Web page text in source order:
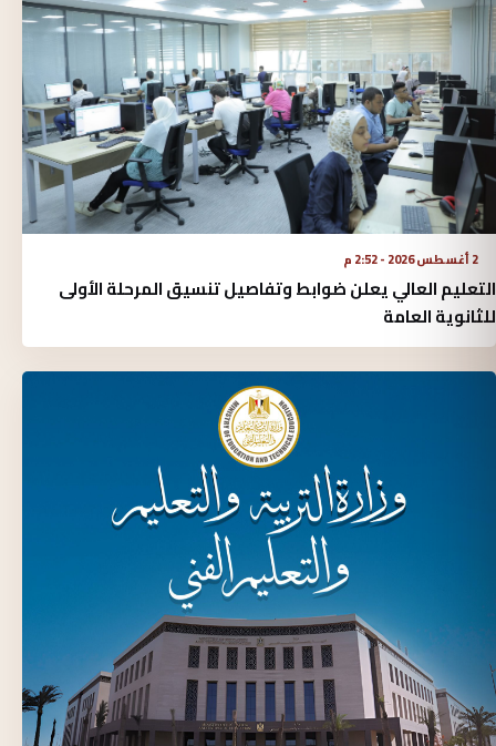
2 أغسطس 2026 - 2:52 م
التعليم العالي يعلن ضوابط وتفاصيل تنسيق المرحلة الأولى
للثانوية العامة